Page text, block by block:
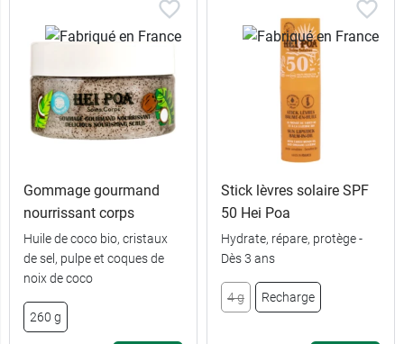
Gommage gourmand
nourrissant corps
Huile de coco bio, cristaux
de sel, pulpe et coques de
noix de coco
260 g
Stick lèvres solaire SPF
50 Hei Poa
Hydrate, répare, protège -
Dès 3 ans
4 g Recharge